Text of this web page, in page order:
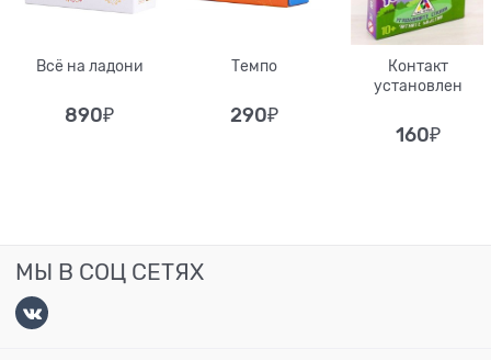
Всё на ладони
890₽
Темпо
290₽
Контакт
установлен
160₽
МЫ В СОЦ СЕТЯХ